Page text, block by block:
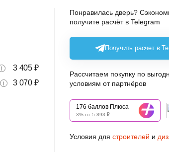
i
3 405 ₽
i 3 070 ₽
Понравилась дверь?
получите расчёт в Telegram
Получить расчет в
Рассчитаем покупку по
условиям от партнёров
176 баллов Плюса
3% от 5 893 ₽
Условия для строителей и